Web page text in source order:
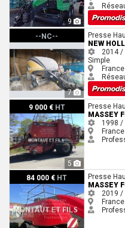
9
--NC--
7
New Holland BB 1290 +
Presse
NEW
2014 /
Simple
9 000 € HT
5
Massey Ferguson 190 LBPresse
MASSEY
1998 /
84 000 € HT
Massey Ferguson 2270 XDPresse
MASSEY
2019 /